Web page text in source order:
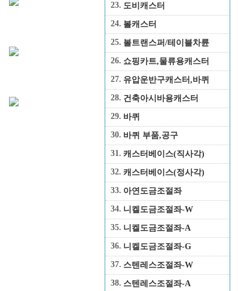
23. 도비캐스터
24. 볼캐스터
25. 볼트랜스퍼/테이블차륜
26. 쇼핑카트,물류용캐스터
27. 유압운반구캐스터,바퀴
28. 건축아시바용캐스터
29. 바퀴
30. 바퀴 부품,공구
31. 캐스터베이스(직사각)
32. 캐스터베이스(정사각)
33. 아연도금조절좌
34. 니켈도금조절좌-W
35. 니켈도금조절좌-A
36. 니켈도금조절좌-G
37. 스텐레스조절좌-W
38. 스텐레스조절좌-A